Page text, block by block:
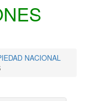
NACIONAL